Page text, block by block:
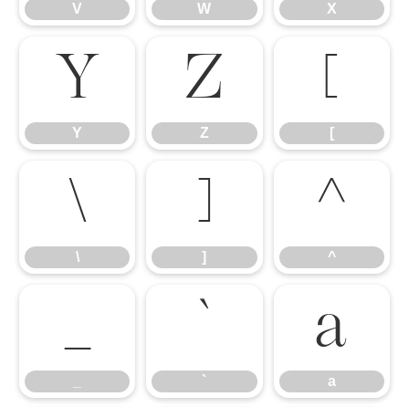
V W X
Y
Y
Z
Z
[
[
\
\
]
]
^
^
_
`
a
a